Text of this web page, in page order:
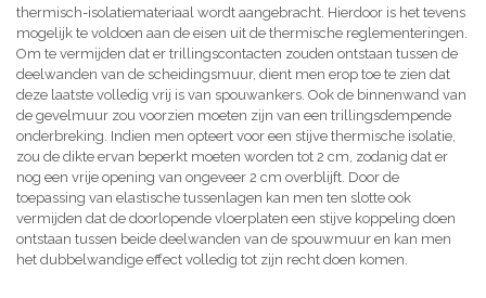
thermisch-isolatiemateriaal wordt aangebracht. Hierdoor is het tevens
mogelijk te voldoen aan de eisen uit de thermische reglementeringen.
Om te vermijden dat er trillingscontacten zouden ontstaan tussen de
deelwanden van de scheidingsmuur, dient men erop toe te zien dat
deze laatste volledig vrij is van spouwankers. Ook de binnenwand van
de gevelmuur zou voorzien moeten zijn van een trillingsdempende
onderbreking. Indien men opteert voor een stijve thermische isolatie,
zou de dikte ervan beperkt moeten worden tot 2 cm, zodanig dat er
nog een vrije opening van ongeveer 2 cm overblijft. Door de
toepassing van elastische tussenlagen kan men ten slotte ook
vermijden dat de doorlopende vloerplaten een stijve koppeling doen
ontstaan tussen beide deelwanden van de spouwmuur en kan men
het dubbelwandige effect volledig tot zijn recht doen komen.